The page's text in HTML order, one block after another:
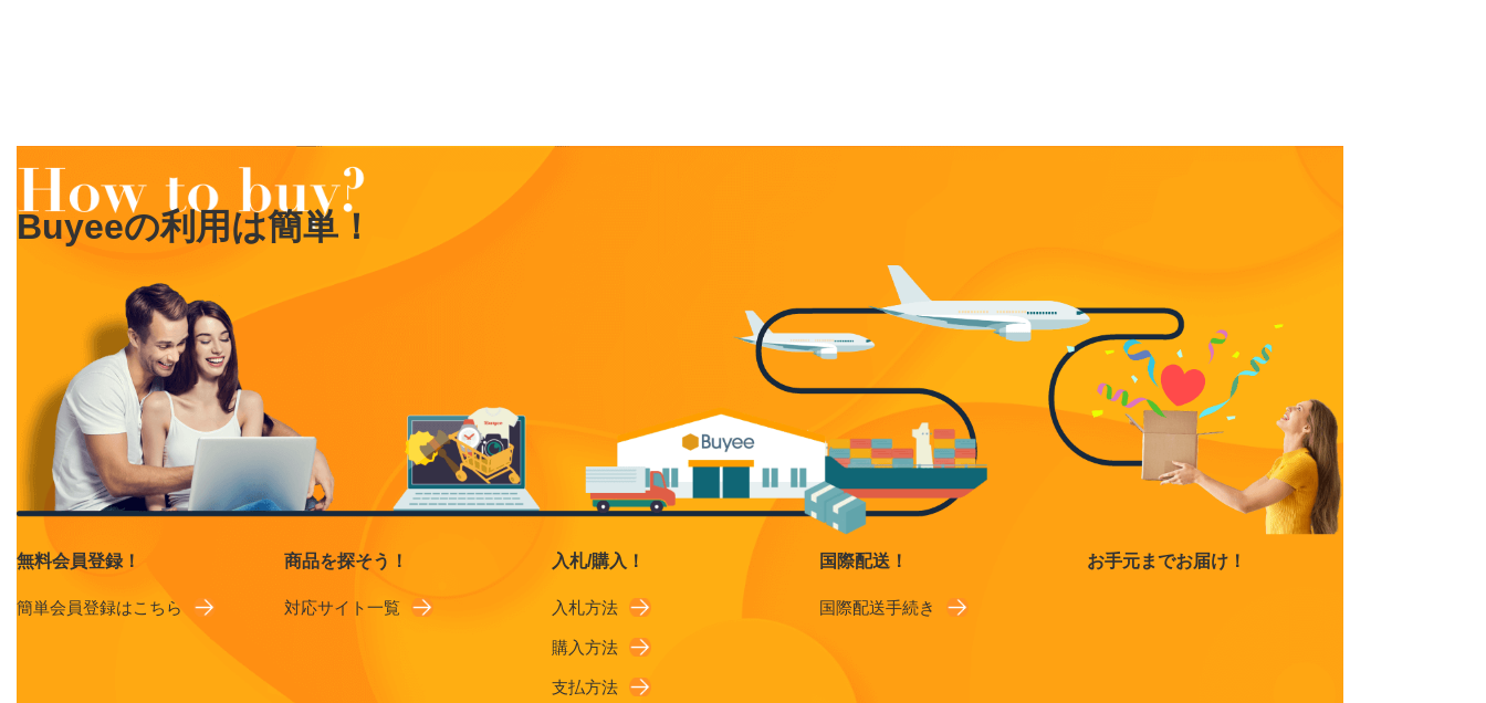
Buyeeの利用は簡単！
無料会員登録！
簡単会員登録はこちら
商品を探そう！
対応サイト一覧
入札/購入！
入札方法
購入方法
支払方法
国際配送！
国際配送手続き
お手元までお届け！